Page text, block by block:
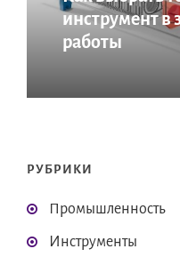
инструмент в
работы
РУБРИКИ
Промышленность
Инструменты